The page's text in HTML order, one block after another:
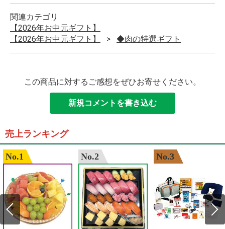
関連カテゴリ
【2026年お中元ギフト】
【2026年お中元ギフト】
◆肉の特選ギフト
この商品に対するご感想をぜひお寄せください。
新規コメントを書き込む
売上ランキング
No.1 No.2 No.3